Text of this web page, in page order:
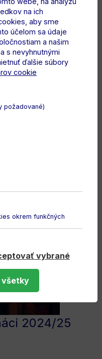
2024/25
na ich
aby sme
účelom sa údaje
a našim
s nevyhnutnými
ďalšie súbory
cookie
požadované)
okrem funkčných
vybrané